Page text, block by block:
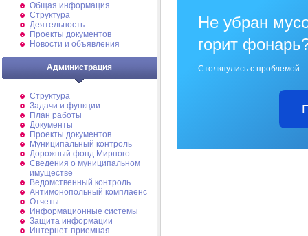
Общая информация
Структура
Деятельность
Проекты документов
Новости и объявления
Администрация
Структура
Задачи и функции
План работы
Документы
Проекты документов
Муниципальный контроль
Дорожный фонд Мирного
Cведения о муниципальном
имуществе
Ведомственный контроль
Антимонопольный комплаенс
Отчеты
Информационные системы
Защита информации
Интернет-приемная
Не убран
горит
Столкнулись с проблемой